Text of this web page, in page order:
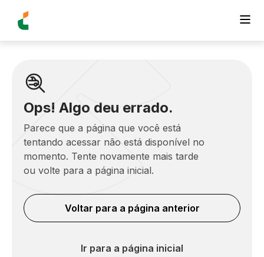
Ops! Algo deu errado.
Parece que a página que você está
tentando acessar não está disponível no
momento. Tente novamente mais tarde
ou volte para a página inicial.
Voltar para a página anterior
Ir para a página inicial